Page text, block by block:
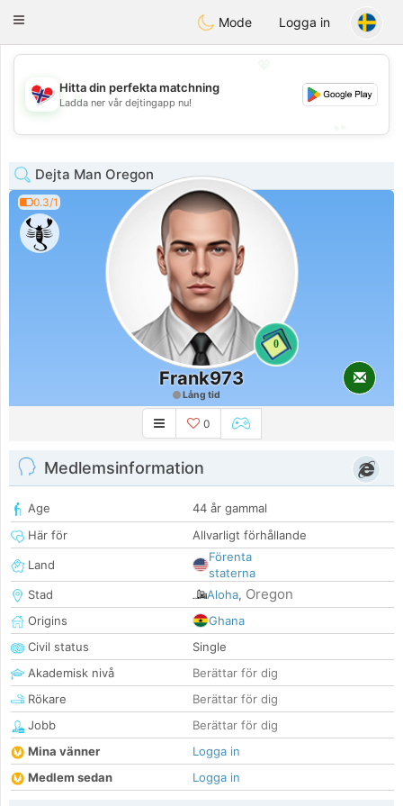
EkteNordmenn
Toggle
Mode Logga in
💖
💕
Hitta din perfekta matchning
Ladda ner vår dejtingapp nu!
Dejta Man Oregon
0.3/1
0
Frank973
Lång tid
0
Medlemsinformation
Age
44 år gammal
Här för
Allvarligt förhållande
Land
Förenta
staterna
Stad
Aloha, Oregon
Origins
Ghana
Civil status
Single
Akademisk nivå
Berättar för dig
Rökare
Berättar för dig
Jobb
Berättar för dig
Mina vänner
Logga in
Medlem sedan
Logga in